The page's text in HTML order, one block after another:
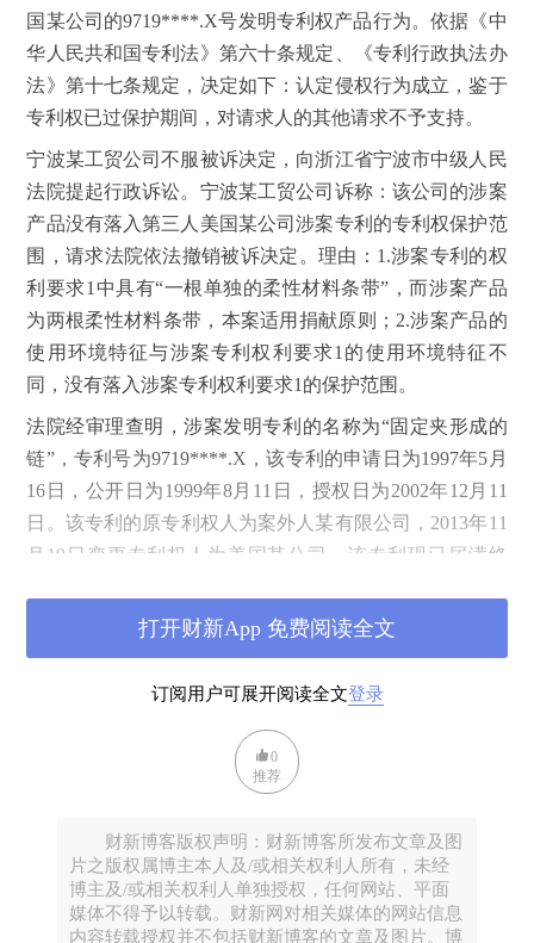
国某公司的9719****.X号发明专利权产品行为。依据《中
华人民共和国专利法》第六十条规定、《专利行政执法办
法》第十七条规定，决定如下：认定侵权行为成立，鉴于
专利权已过保护期间，对请求人的其他请求不予支持。
宁波某工贸公司不服被诉决定，向浙江省宁波市中级人民
法院提起行政诉讼。宁波某工贸公司诉称：该公司的涉案
产品没有落入第三人美国某公司涉案专利的专利权保护范
围，请求法院依法撤销被诉决定。理由：1.涉案专利的权
利要求1中具有“一根单独的柔性材料条带”，而涉案产品
为两根柔性材料条带，本案适用捐献原则；2.涉案产品的
使用环境特征与涉案专利权利要求1的使用环境特征不
同，没有落入涉案专利权利要求1的保护范围。
法院经审理查明，涉案发明专利的名称为“固定夹形成的
链”，专利号为9719****.X，该专利的申请日为1997年5月
16日，公开日为1999年8月11日，授权日为2002年12月11
日。该专利的原专利权人为案外人某有限公司，2013年11
月19日变更专利权人为美国某公司，该专利现已届满终
个入口端和一个出口端的夹子—紧固机，该夹子—紧固机
具有一个细长的成行的带有所述出口端的储存架，适于放
置在与家具横杆垂直的地方，该细长的由片状金属固定夹
的固定夹，以便通过夹子—紧固机的储存架从垂直家具横
杆的方向被送入，每个夹子会被固定在所述家具的横杆
独的位于每个钩形端部中的非金属垫片以及一根单独的柔
性材料条带，该条带不形成垫片，而是固定在每个所述夹
子上，以便使所述夹子链形成一个首尾相连的夹子链，从
订阅用户可展开阅读全文登录
打开财新App 免费阅读全文
0
推荐
财新博客版权声明：财新博客所发布文章及图
片之版权属博主本人及/或相关权利人所有，未经
博主及/或相关权利人单独授权，任何网站、平面
媒体不得予以转载。财新网对相关媒体的网站信息
内容转载授权并不包括财新博客的文章及图片。博